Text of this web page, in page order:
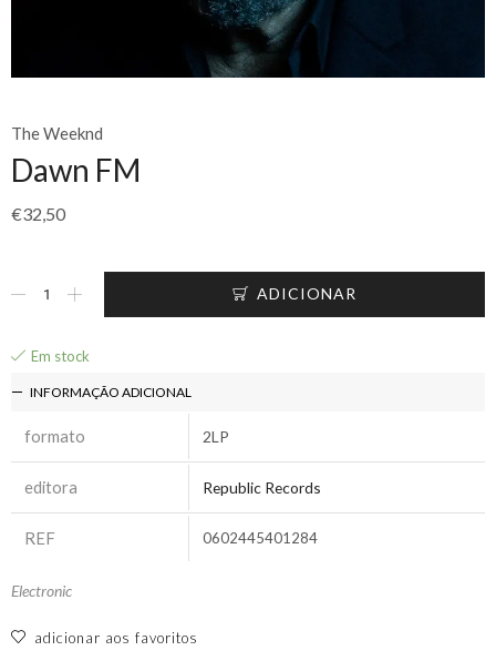
The Weeknd
Dawn FM
€32,50
ADICIONAR
Em stock
INFORMAÇÃO ADICIONAL
formato 2LP
editora Republic Records
REF 0602445401284
Electronic
adicionar aos favoritos